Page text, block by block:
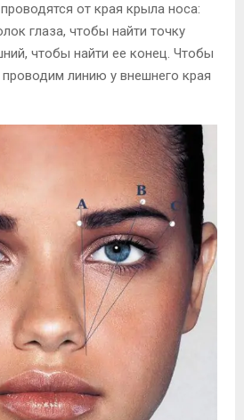
от края крыла носа:
глаза, чтобы найти точку
чтобы найти ее конец. Чтобы
линию у внешнего края